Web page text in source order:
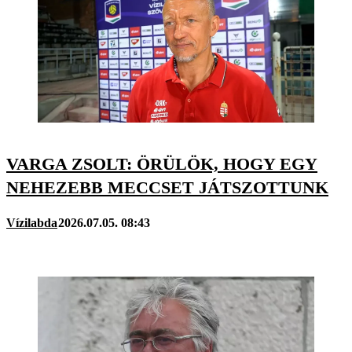
VARGA ZSOLT: ÖRÜLÖK, HOGY EGY
NEHEZEBB MECCSET JÁTSZOTTUNK
Vízilabda2026.07.05. 08:43